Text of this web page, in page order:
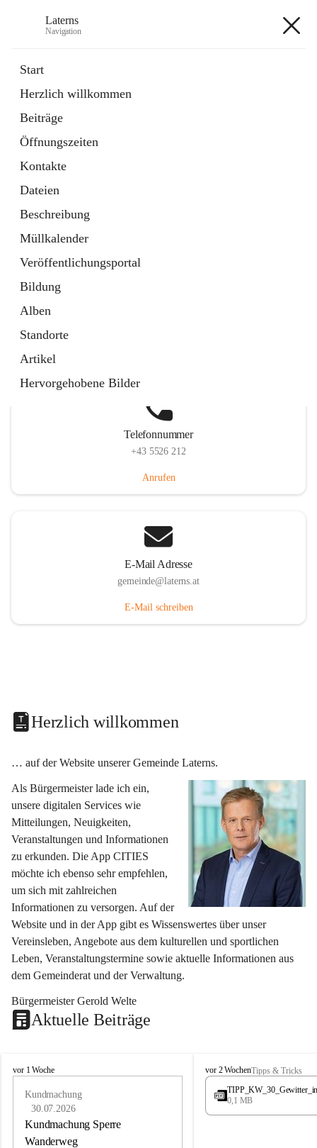
Laterns
Navigation
Start
Herzlich willkommen
Beiträge
Öffnungszeiten
Kontakte
Dateien
Beschreibung
Müllkalender
Veröffentlichungsportal
Bildung
Alben
Standorte
Artikel
Hervorgehobene Bilder
11 Schnellzugriffe
Soziales
1 Schnellzugriff
Telefonnummer
+43 5526 212
Anrufen
E-Mail Adresse
gemeinde@laterns.at
E-Mail schreiben
Herzlich willkommen
… auf der Website unserer Gemeinde Laterns.
Als Bürgermeister lade ich ein,
unsere digitalen Services wie
Mitteilungen, Neuigkeiten,
Veranstaltungen und Informationen
zu erkunden. Die App CITIES
möchte ich ebenso sehr empfehlen,
um sich mit zahlreichen
Informationen zu versorgen. Auf der
Website und in der App gibt es Wissenswertes über unser
Vereinsleben, Angebote aus dem kulturellen und sportlichen
Leben, Veranstaltungstermine sowie aktuelle Informationen aus
dem Gemeinderat und der Verwaltung.
Bürgermeister Gerold Welte
Aktuelle Beiträge
L
vor 1 Woche
Kundmachung
30.07.2026
Kundmachung Sperre
Wanderweg
L
a
e
vor 2 WochenTipps & Tricks
0,1 MB